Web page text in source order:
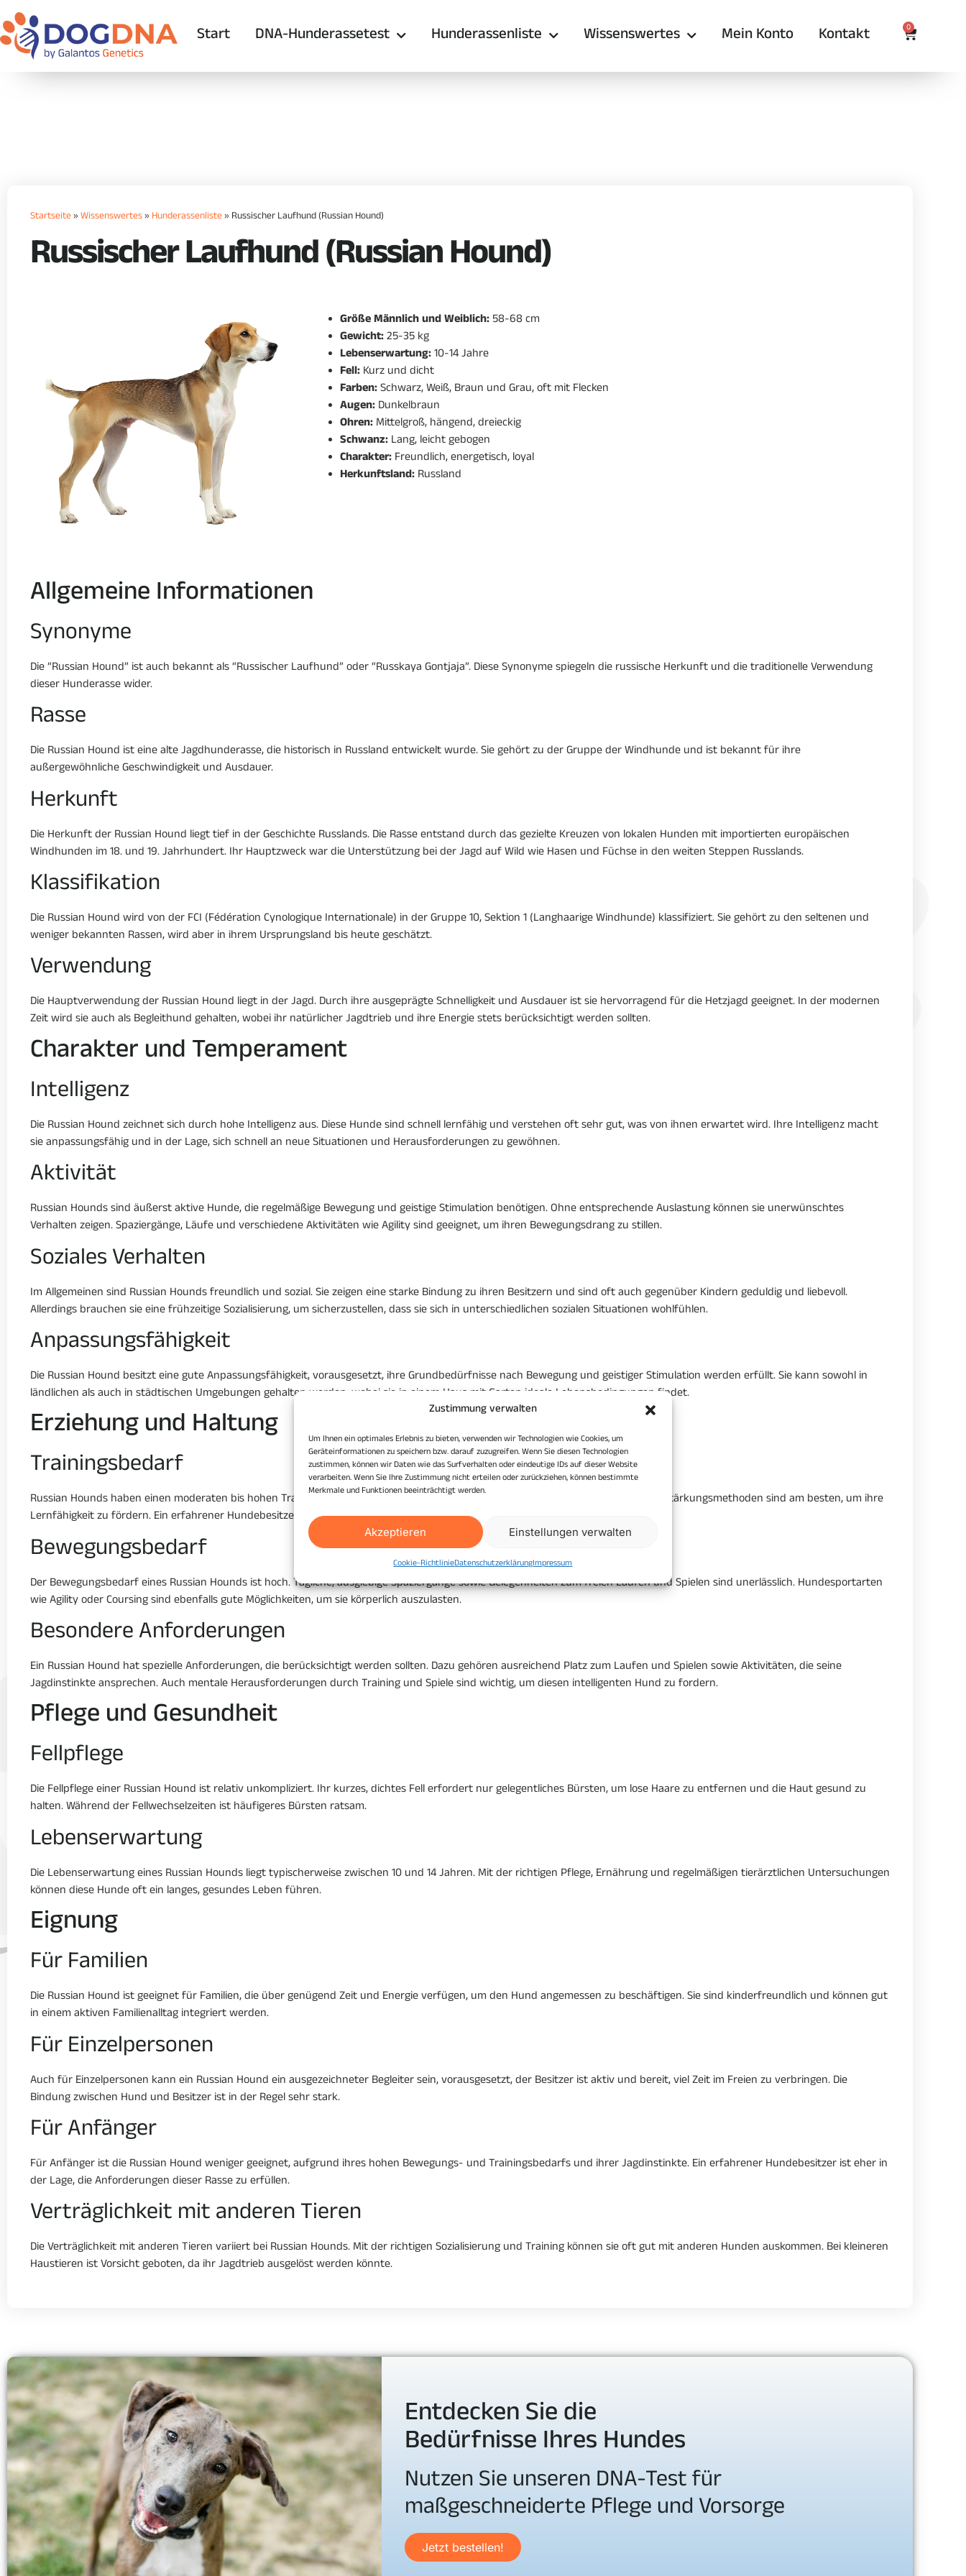
Zustimmung verwalten
Um Ihnen ein optimales Erlebnis zu bieten, verwenden wir Technologien wie Cookies, um
Geräteinformationen zu speichern bzw. darauf zuzugreifen. Wenn Sie diesen Technologien
zustimmen, können wir Daten wie das Surfverhalten oder eindeutige IDs auf dieser Website
verarbeiten. Wenn Sie Ihre Zustimmung nicht erteilen oder zurückziehen, können bestimmte
Merkmale und Funktionen beeinträchtigt werden.
Akzeptieren Einstellungen verwalten
Cookie-RichtlinieDatenschutzerklärungImpressum
Start DNA-Hunderassetest Hunderassenliste Wissenswertes Mein Konto Kontakt 0
Startseite»Wissenswertes» Hunderassenliste» Russischer Laufhund (Russian Hound)
Russischer Laufhund (Russian Hound)
Größe Männlich und Weiblich:58-68 cm
Gewicht:25-35 kg
Lebenserwartung:10-14 Jahre
Fell:Kurz und dicht
Farben:Schwarz, Weiß, Braun und Grau, oft mit Flecken
Augen:Dunkelbraun
Ohren:Mittelgroß, hängend, dreieckig
Schwanz:Lang, leicht gebogen
Charakter:Freundlich, energetisch, loyal
Herkunftsland:Russland
Allgemeine Informationen
Synonyme
Die “Russian Hound” ist auch bekannt als “Russischer Laufhund” oder “Russkaya Gontjaja”. Diese Synonyme spiegeln die russische Herkunft und die traditionelle Verwendung
dieser Hunderasse wider.
Rasse
Die Russian Hound ist eine alte Jagdhunderasse, die historisch in Russland entwickelt wurde. Sie gehört zu der Gruppe der Windhunde und ist bekannt für ihre
außergewöhnliche Geschwindigkeit und Ausdauer.
Herkunft
Die Herkunft der Russian Hound liegt tief in der Geschichte Russlands. Die Rasse entstand durch das gezielte Kreuzen von lokalen Hunden mit importierten europäischen
Windhunden im 18. und 19. Jahrhundert. Ihr Hauptzweck war die Unterstützung bei der Jagd auf Wild wie Hasen und Füchse in den weiten Steppen Russlands.
Klassifikation
Die Russian Hound wird von der FCI (Fédération Cynologique Internationale) in der Gruppe 10, Sektion 1 (Langhaarige Windhunde) klassifiziert. Sie gehört zu den seltenen und
weniger bekannten Rassen, wird aber in ihrem Ursprungsland bis heute geschätzt.
Verwendung
Die Hauptverwendung der Russian Hound liegt in der Jagd. Durch ihre ausgeprägte Schnelligkeit und Ausdauer ist sie hervorragend für die Hetzjagd geeignet. In der modernen
Zeit wird sie auch als Begleithund gehalten, wobei ihr natürlicher Jagdtrieb und ihre Energie stets berücksichtigt werden sollten.
Charakter und Temperament
Intelligenz
Die Russian Hound zeichnet sich durch hohe Intelligenz aus. Diese Hunde sind schnell lernfähig und verstehen oft sehr gut, was von ihnen erwartet wird. Ihre Intelligenz macht
sie anpassungsfähig und in der Lage, sich schnell an neue Situationen und Herausforderungen zu gewöhnen.
Aktivität
Russian Hounds sind äußerst aktive Hunde, die regelmäßige Bewegung und geistige Stimulation benötigen. Ohne entsprechende Auslastung können sie unerwünschtes
Verhalten zeigen. Spaziergänge, Läufe und verschiedene Aktivitäten wie Agility sind geeignet, um ihren Bewegungsdrang zu stillen.
Soziales Verhalten
Im Allgemeinen sind Russian Hounds freundlich und sozial. Sie zeigen eine starke Bindung zu ihren Besitzern und sind oft auch gegenüber Kindern geduldig und liebevoll.
Allerdings brauchen sie eine frühzeitige Sozialisierung, um sicherzustellen, dass sie sich in unterschiedlichen sozialen Situationen wohlfühlen.
Anpassungsfähigkeit
Die Russian Hound besitzt eine gute Anpassungsfähigkeit, vorausgesetzt, ihre Grundbedürfnisse nach Bewegung und geistiger Stimulation werden erfüllt. Sie kann sowohl in
ländlichen als auch in städtischen Umgebungen gehalten werden, wobei sie in einem Haus mit Garten ideale Lebensbedingungen findet.
Erziehung und Haltung
Trainingsbedarf
Russian Hounds haben einen moderaten bis hohen Trainingsbedarf, der ihre physische und mentale Aktivität umfasst. Positive Verstärkungsmethoden sind am besten, um ihre
Lernfähigkeit zu fördern. Ein erfahrener Hundebesitzer, der konsequent und geduldig ist, wird die besten Ergebnisse erzielen.
Bewegungsbedarf
Der Bewegungsbedarf eines Russian Hounds ist hoch. Tägliche, ausgiebige Spaziergänge sowie Gelegenheiten zum freien Laufen und Spielen sind unerlässlich. Hundesportarten
wie Agility oder Coursing sind ebenfalls gute Möglichkeiten, um sie körperlich auszulasten.
Besondere Anforderungen
Ein Russian Hound hat spezielle Anforderungen, die berücksichtigt werden sollten. Dazu gehören ausreichend Platz zum Laufen und Spielen sowie Aktivitäten, die seine
Jagdinstinkte ansprechen. Auch mentale Herausforderungen durch Training und Spiele sind wichtig, um diesen intelligenten Hund zu fordern.
Pflege und Gesundheit
Fellpflege
Die Fellpflege einer Russian Hound ist relativ unkompliziert. Ihr kurzes, dichtes Fell erfordert nur gelegentliches Bürsten, um lose Haare zu entfernen und die Haut gesund zu
halten. Während der Fellwechselzeiten ist häufigeres Bürsten ratsam.
Lebenserwartung
Die Lebenserwartung eines Russian Hounds liegt typischerweise zwischen 10 und 14 Jahren. Mit der richtigen Pflege, Ernährung und regelmäßigen tierärztlichen Untersuchungen
können diese Hunde oft ein langes, gesundes Leben führen.
Eignung
Für Familien
Die Russian Hound ist geeignet für Familien, die über genügend Zeit und Energie verfügen, um den Hund angemessen zu beschäftigen. Sie sind kinderfreundlich und können gut
in einem aktiven Familienalltag integriert werden.
Für Einzelpersonen
Auch für Einzelpersonen kann ein Russian Hound ein ausgezeichneter Begleiter sein, vorausgesetzt, der Besitzer ist aktiv und bereit, viel Zeit im Freien zu verbringen. Die
Bindung zwischen Hund und Besitzer ist in der Regel sehr stark.
Für Anfänger
Für Anfänger ist die Russian Hound weniger geeignet, aufgrund ihres hohen Bewegungs- und Trainingsbedarfs und ihrer Jagdinstinkte. Ein erfahrener Hundebesitzer ist eher in
der Lage, die Anforderungen dieser Rasse zu erfüllen.
Verträglichkeit mit anderen Tieren
Die Verträglichkeit mit anderen Tieren variiert bei Russian Hounds. Mit der richtigen Sozialisierung und Training können sie oft gut mit anderen Hunden auskommen. Bei kleineren
Haustieren ist Vorsicht geboten, da ihr Jagdtrieb ausgelöst werden könnte.
Entdecken Sie die
Bedürfnisse Ihres Hundes
Nutzen Sie unseren DNA-Test für
maßgeschneiderte Pflege und Vorsorge
Jetzt bestellen!